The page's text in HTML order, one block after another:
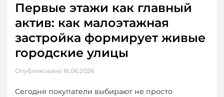
Первые этажи как главный
актив: как малоэтажная
застройка формирует живые
городские улицы
Опубликовано 16.06.2026
Сегодня покупатели выбирают не просто